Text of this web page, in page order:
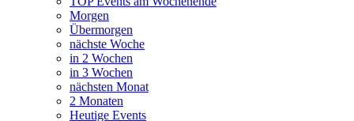
Morgen
Übermorgen
nächste Woche
in 2 Wochen
in 3 Wochen
nächsten Monat
2 Monaten
Heutige Events